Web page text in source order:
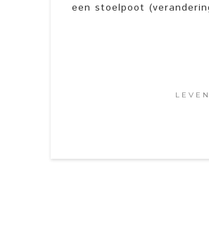
een stoelpoot